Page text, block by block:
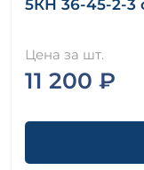
5КН 36-45-2-3
Цена за шт.
11 200 ₽